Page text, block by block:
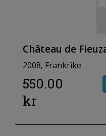
Château de
2008, Frankrike
550.00
kr